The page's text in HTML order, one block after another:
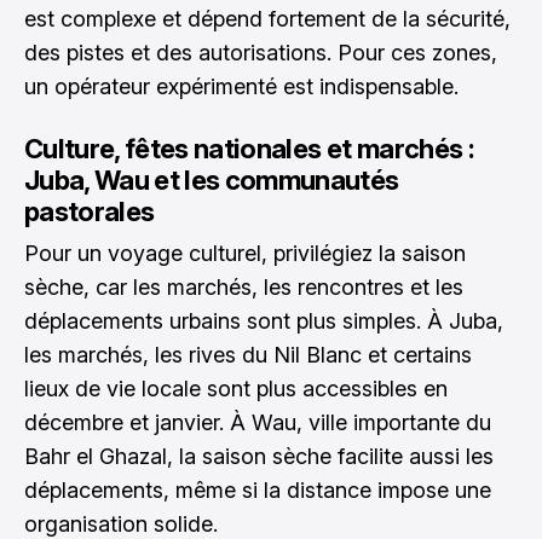
est complexe et dépend fortement de la sécurité,
des pistes et des autorisations. Pour ces zones,
un opérateur expérimenté est indispensable.
Culture, fêtes nationales et marchés :
Juba, Wau et les communautés
pastorales
Pour un voyage culturel, privilégiez la saison
sèche, car les marchés, les rencontres et les
déplacements urbains sont plus simples. À Juba,
les marchés, les rives du Nil Blanc et certains
lieux de vie locale sont plus accessibles en
décembre et janvier. À Wau, ville importante du
Bahr el Ghazal, la saison sèche facilite aussi les
déplacements, même si la distance impose une
organisation solide.